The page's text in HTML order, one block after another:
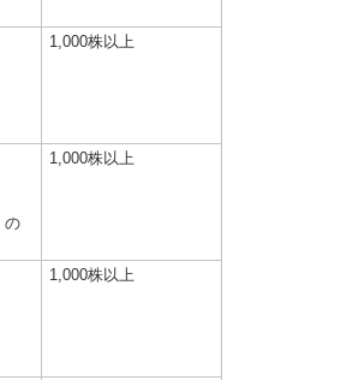
1,000株以上
の
1,000株以上
1,000株以上